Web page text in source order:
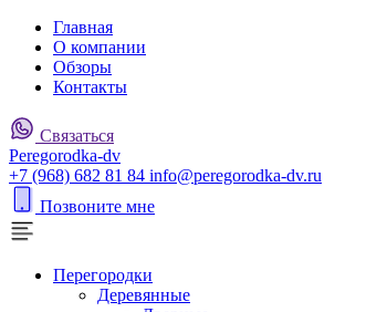
Главная
О компании
Обзоры
Контакты
Связаться
Peregorodka-dv
+7 (968) 682 81 84 info@peregorodka-dv.ru
Позвоните мне
Перегородки
Деревянные